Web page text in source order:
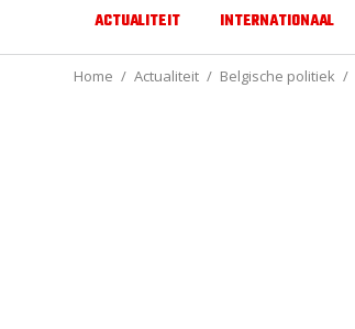
ACTUALITEIT INTERNATIONAAL
Home Actualiteit Belgische politiek